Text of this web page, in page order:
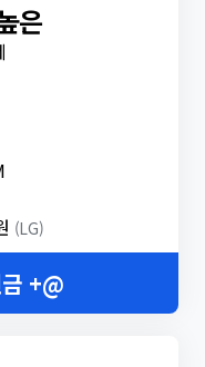
은
(LG)
+@